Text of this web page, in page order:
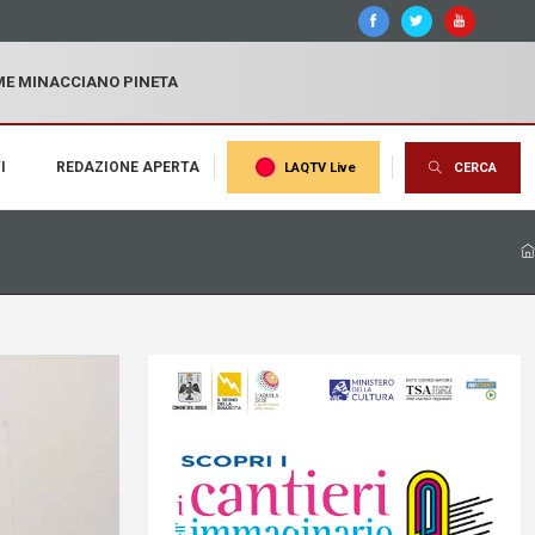
MINACCIANO PINETA
REDAZIONE APERTA LAQTV Live CERCA